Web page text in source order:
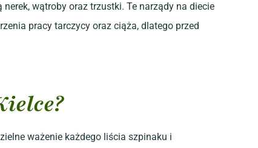
wątroby oraz trzustki. Te narządy na diecie
pracy tarczycy oraz ciąża, dlatego przed
ważenie każdego liścia szpinaku i